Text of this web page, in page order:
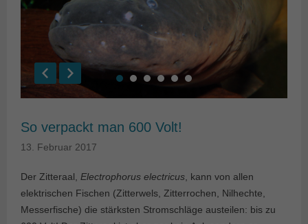
So verpackt man 600 Volt!
13. Februar 2017
Der Zitteraal, Electrophorus electricus , kann von allen
elektrischen Fischen (Zitterwels, Zitterrochen, Nilhechte,
Messerfische) die stärksten Stromschläge austeilen: bis zu